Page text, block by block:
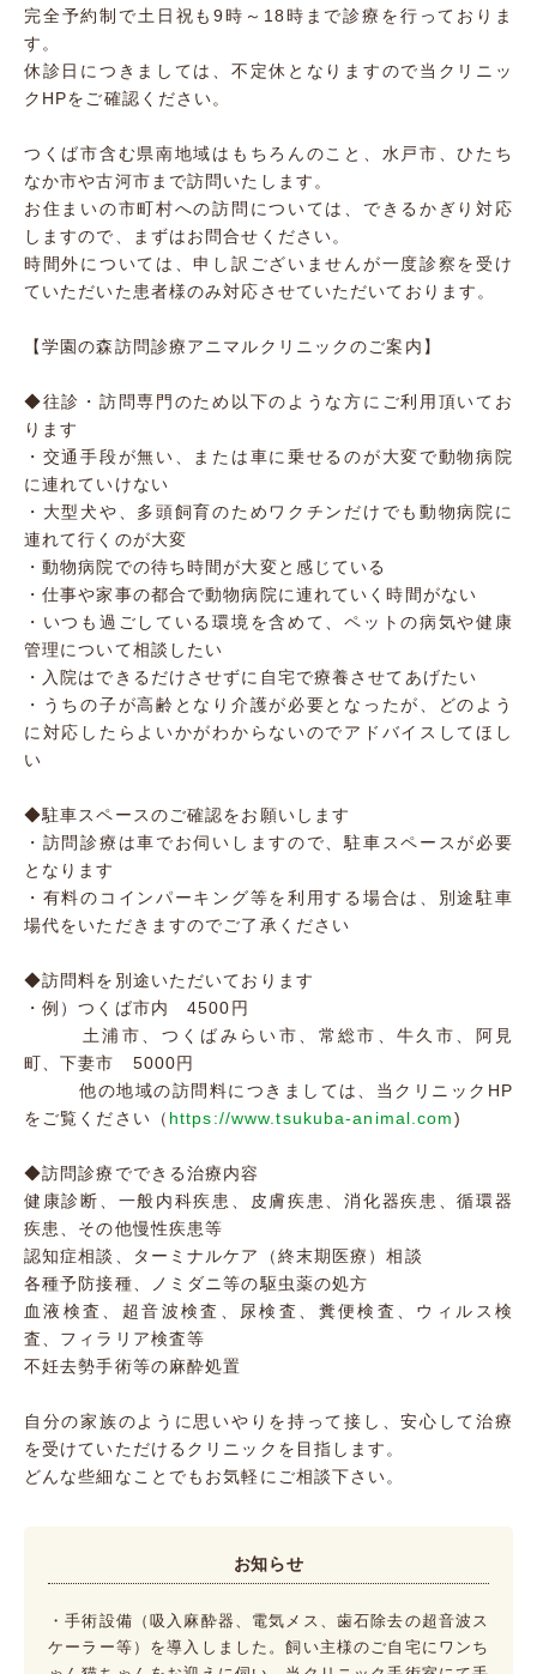
完全予約制で土日祝も9時～18時まで診療を行っておりま
す。
休診日につきましては、不定休となりますので当クリニッ
クHPをご確認ください。
つくば市含む県南地域はもちろんのこと、水戸市、ひたち
なか市や古河市まで訪問いたします。
お住まいの市町村への訪問については、できるかぎり対応
しますので、まずはお問合せください。
時間外については、申し訳ございませんが一度診察を受け
ていただいた患者様のみ対応させていただいております。
【学園の森訪問診療アニマルクリニックのご案内】
◆往診・訪問専門のため以下のような方にご利用頂いてお
ります
・交通手段が無い、または車に乗せるのが大変で動物病院
に連れていけない
・大型犬や、多頭飼育のためワクチンだけでも動物病院に
連れて行くのが大変
・動物病院での待ち時間が大変と感じている
・仕事や家事の都合で動物病院に連れていく時間がない
・いつも過ごしている環境を含めて、ペットの病気や健康
管理について相談したい
・入院はできるだけさせずに自宅で療養させてあげたい
・うちの子が高齢となり介護が必要となったが、どのよう
に対応したらよいかがわからないのでアドバイスしてほし
い
◆駐車スペースのご確認をお願いします
・訪問診療は車でお伺いしますので、駐車スペースが必要
となります
・有料のコインパーキング等を利用する場合は、別途駐車
場代をいただきますのでご了承ください
◆訪問料を別途いただいております
・例）つくば市内 4500円
土浦市、つくばみらい市、常総市、牛久市、阿見
町、下妻市 5000円
他の地域の訪問料につきましては、当クリニックHP
をご覧ください（ https://www.tsukuba-animal.com)
◆訪問診療でできる治療内容
健康診断、一般内科疾患、皮膚疾患、消化器疾患、循環器
疾患、その他慢性疾患等
認知症相談、ターミナルケア（終末期医療）相談
各種予防接種、ノミダニ等の駆虫薬の処方
血液検査、超音波検査、尿検査、糞便検査、ウィルス検
査、フィラリア検査等
不妊去勢手術等の麻酔処置
自分の家族のように思いやりを持って接し、安心して治療
を受けていただけるクリニックを目指します。
どんな些細なことでもお気軽にご相談下さい。
お知らせ
・手術設備（吸入麻酔器、電気メス、歯石除去の超音波ス
ケーラー等）を導入しました。飼い主様のご自宅にワンち